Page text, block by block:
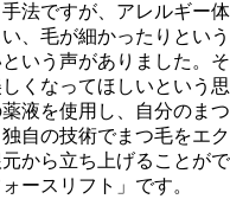
法ですが、アレルギー体
、毛が細かったりという
いう声がありました。そ
くなってほしいという思
液を使用し、自分のまつ
自の技術でまつ毛をエク
から立ち上げることがで
ースリフト」です。